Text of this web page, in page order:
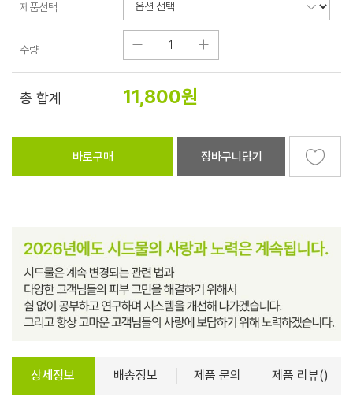
제품선택
수량
총 합계 11,800원
바로구매 장바구니담기
상세정보 배송정보 제품 문의 제품 리뷰()